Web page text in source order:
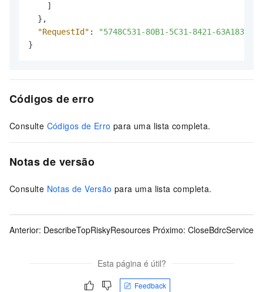
]
} ,
"RequestId" :
"5748C531-80B1-5C31-8421-
}
Códigos de erro
Consulte Códigos de Erro para uma lista completa.
Notas de versão
Consulte Notas de Versão para uma lista completa.
Anterior: DescribeTopRiskyResources Próximo: CloseBdrcService
Esta página é útil?
Feedback